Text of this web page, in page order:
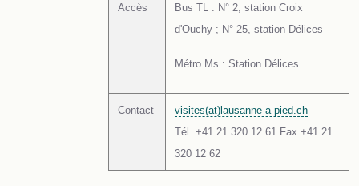
Accès
Bus TL : N° 2, station Croix
d'Ouchy ; N° 25, station Délices
Métro Ms : Station Délices
Contact
visites(at)lausanne-a-pied.ch
Tél. +41 21 320 12 61 Fax +41 21
320 12 62